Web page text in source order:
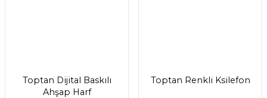
Toptan Dijital Baskılı
Ahşap Harf
Toptan Renkli Ksilefon